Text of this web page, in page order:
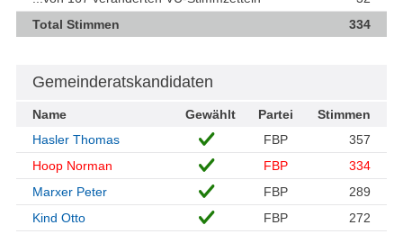
Total Stimmen
334
Gemeinderatskandidaten
Name Gewählt Partei
Stimmen
Hasler Thomas
FBP
357
Hoop Norman
FBP
334
Marxer Peter
FBP
289
Kind Otto
FBP 272